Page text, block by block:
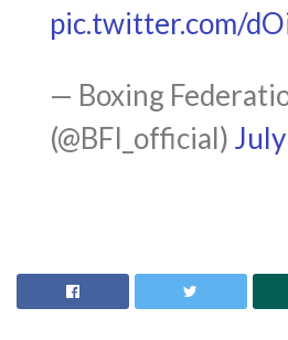
pic.twitter.com/
— Boxing
(@BFI_official)